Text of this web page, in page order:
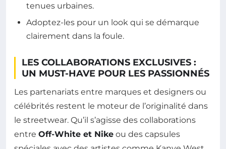
tenues urbaines.
Adoptez-les pour un look qui se démarque
clairement dans la foule.
LES COLLABORATIONS EXCLUSIVES :
UN MUST-HAVE POUR LES PASSIONNÉS
Les partenariats entre marques et designers ou
célébrités restent le moteur de l’originalité dans
le streetwear. Qu’il s’agisse des collaborations
entre Off-White et Nike ou des capsules